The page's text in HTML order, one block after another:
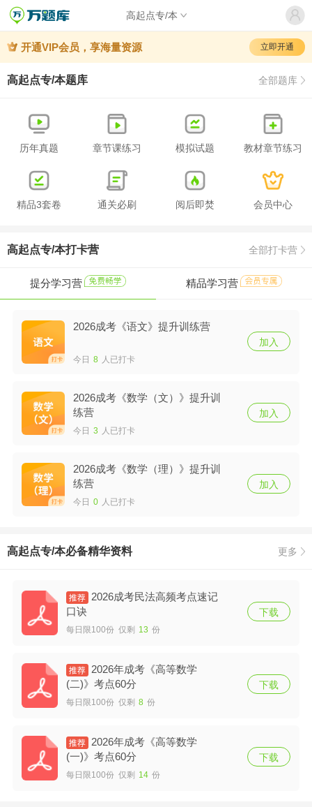
高起点专/本
开通VIP会员，享海量资源 立即开通
高起点专/本题库 全部题库
历年真题 章节课练习 模拟试题 教材章节练习
精品3套卷 通关必刷 阅后即焚 会员中心
高起点专/本打卡营 全部打卡营
提分学习营 精品学习营
2026成考《语文》提升训练营
今日 8 人已打卡
加入
2026成考《数学（文）》提升训
练营
今日 3 人已打卡
加入
2026成考《数学（理）》提升训
练营
今日 0 人已打卡
加入
高起点专/本必备精华资料 更多
2026成考民法高频考点速记
口诀
每日限100份 仅剩 13 份
下载
2026年成考《高等数学
(二)》考点60分
每日限100份 仅剩 8 份
下载
2026年成考《高等数学
(一)》考点60分
每日限100份 仅剩 14 份
下载